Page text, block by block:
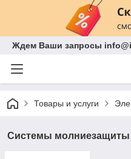
Ждем Ваши запросы
Товары и услуги
Системы молниезащиты